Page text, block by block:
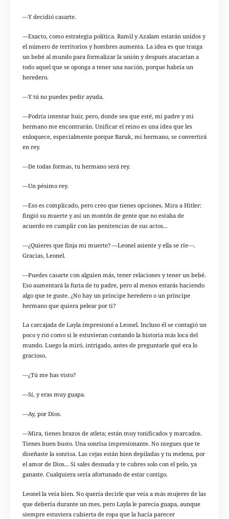
—Y decidió casarte.
—Exacto, como estrategia política. Ramil y Azalam estarán unidos y
el número de territorios y hombres aumenta. La idea es que traiga
un bebé al mundo para formalizar la unión y después atacarían a
todo aquel que se oponga a tener una nación, porque habría un
heredero.
—Y tú no puedes pedir ayuda.
—Podría intentar huir, pero, donde sea que esté, mi padre y mi
hermano me encontrarán. Unificar el reino es una idea que les
enloquece, especialmente porque Baruk, mi hermano, se convertirá
en rey.
—De todas formas, tu hermano será rey.
—Un pésimo rey.
—Eso es complicado, pero creo que tienes opciones. Mira a Hitler:
fingió su muerte y así un montón de gente que no estaba de
acuerdo en cumplir con las penitencias de sus actos...
—¿Quieres que finja mi muerte? —Leonel asiente y ella se ríe—.
Gracias, Leonel.
—Puedes casarte con alguien más, tener relaciones y tener un bebé.
Eso aumentará la furia de tu padre, pero al menos estarás haciendo
algo que te guste. ¿No hay un príncipe heredero o un príncipe
hermano que quiera pelear por ti?
La carcajada de Layla impresionó a Leonel. Incluso él se contagió un
poco y rió como si le estuvieran contando la historia más loca del
mundo. Luego la miró, intrigado, antes de preguntarle qué era lo
gracioso.
—¿Tú me has visto?
—Sí, y eras muy guapa.
—Ay, por Dios.
—Mira, tienes brazos de atleta; están muy tonificados y marcados.
Tienes buen busto. Una sonrisa impresionante. No niegues que te
diseñaste la sonrisa. Las cejas están bien depiladas y tu melena, por
el amor de Dios... Si sales desnuda y te cubres solo con el pelo, ya
ganaste. Cualquiera sería afortunado de estar contigo.
Leonel la veía bien. No quería decirle que veía a más mujeres de las
que debería durante un mes, pero Layla le parecía guapa, aunque
siempre estuviera cubierta de ropa que la hacía parecer